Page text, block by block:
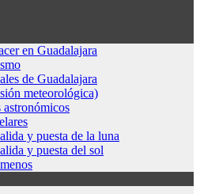
en Guadalajara
de Guadalajara
meteorológica)
astronómicos
y puesta de la luna
y puesta del sol